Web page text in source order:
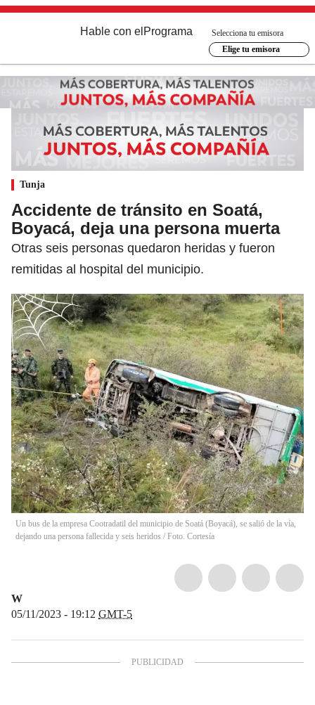
Hable con el Programa
Selecciona tu emisora
Elige tu emisora
Tunja
Accidente de tránsito en Soatá,
Boyacá, deja una persona muerta
Otras seis personas quedaron heridas y fueron
remitidas al hospital del municipio.
Un bus de la empresa Cootradatil del municipio de Soatá (Boyacá), se salió de la vía,
dejando una persona fallecida y seis heridos / Foto. Cortesía
W
05/11/2023 - 19:12 GMT-5